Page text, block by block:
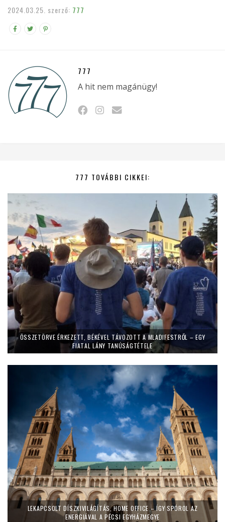
2024.03.25. szerző: 777
777
A hit nem magánügy!
777 TOVÁBBI CIKKEI:
ÖSSZETÖRVE ÉRKEZETT, BÉKÉVEL TÁVOZOTT A MLADIFESTRŐL – EGY
FIATAL LÁNY TANÚSÁGTÉTELE
LEKAPCSOLT DÍSZKIVILÁGÍTÁS, HOME OFFICE – ÍGY SPÓROL AZ
ENERGIÁVAL A PÉCSI EGYHÁZMEGYE